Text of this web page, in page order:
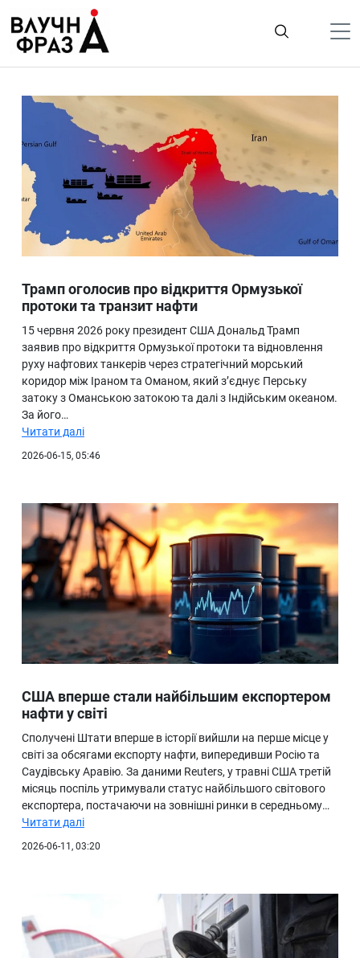
содержимому
Гроші
Життя
Лайфстайл
ТехноНаука
Людина
Ukraine
Про нас
Трамп оголосив про відкриття Ормузької
протоки та транзит нафти
15 червня 2026 року президент США Дональд Трамп
заявив про відкриття Ормузької протоки та відновлення
руху нафтових танкерів через стратегічний морський
коридор між Іраном та Оманом, який з’єднує Перську
затоку з Оманською затокою та далі з Індійським океаном.
За його…
Читати далі
2026-06-15, 05:46
США вперше стали найбільшим експортером
нафти у світі
Сполучені Штати вперше в історії вийшли на перше місце у
світі за обсягами експорту нафти, випередивши Росію та
Саудівську Аравію. За даними Reuters, у травні США третій
місяць поспіль утримували статус найбільшого світового
експортера, постачаючи на зовнішні ринки в середньому…
Читати далі
2026-06-11, 03:20